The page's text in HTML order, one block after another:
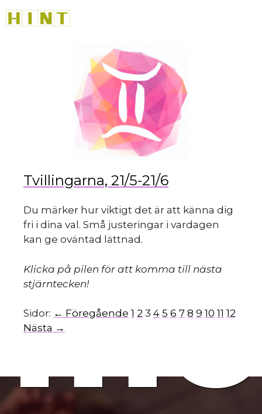
till
Tvillingarna, 21/5-21/6
Du märker hur viktigt det är att känna dig
fri i dina val. Små justeringar i vardagen
kan ge oväntad lättnad.
Klicka på pilen för att komma till nästa
stjärntecken!
Sidor: ← Föregående 1 2 3 4 5 6 7 8 9 10 11 12
Nästa →